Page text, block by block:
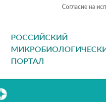
Согласие на
РОССИЙСКИЙ
ПОРТАЛ